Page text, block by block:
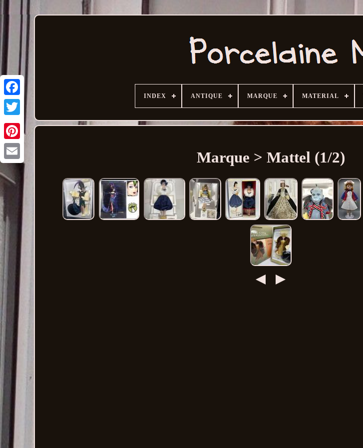
Email
INDEX ANTIQUE MARQUE MATERIAL
Marque > Mattel (1/2)